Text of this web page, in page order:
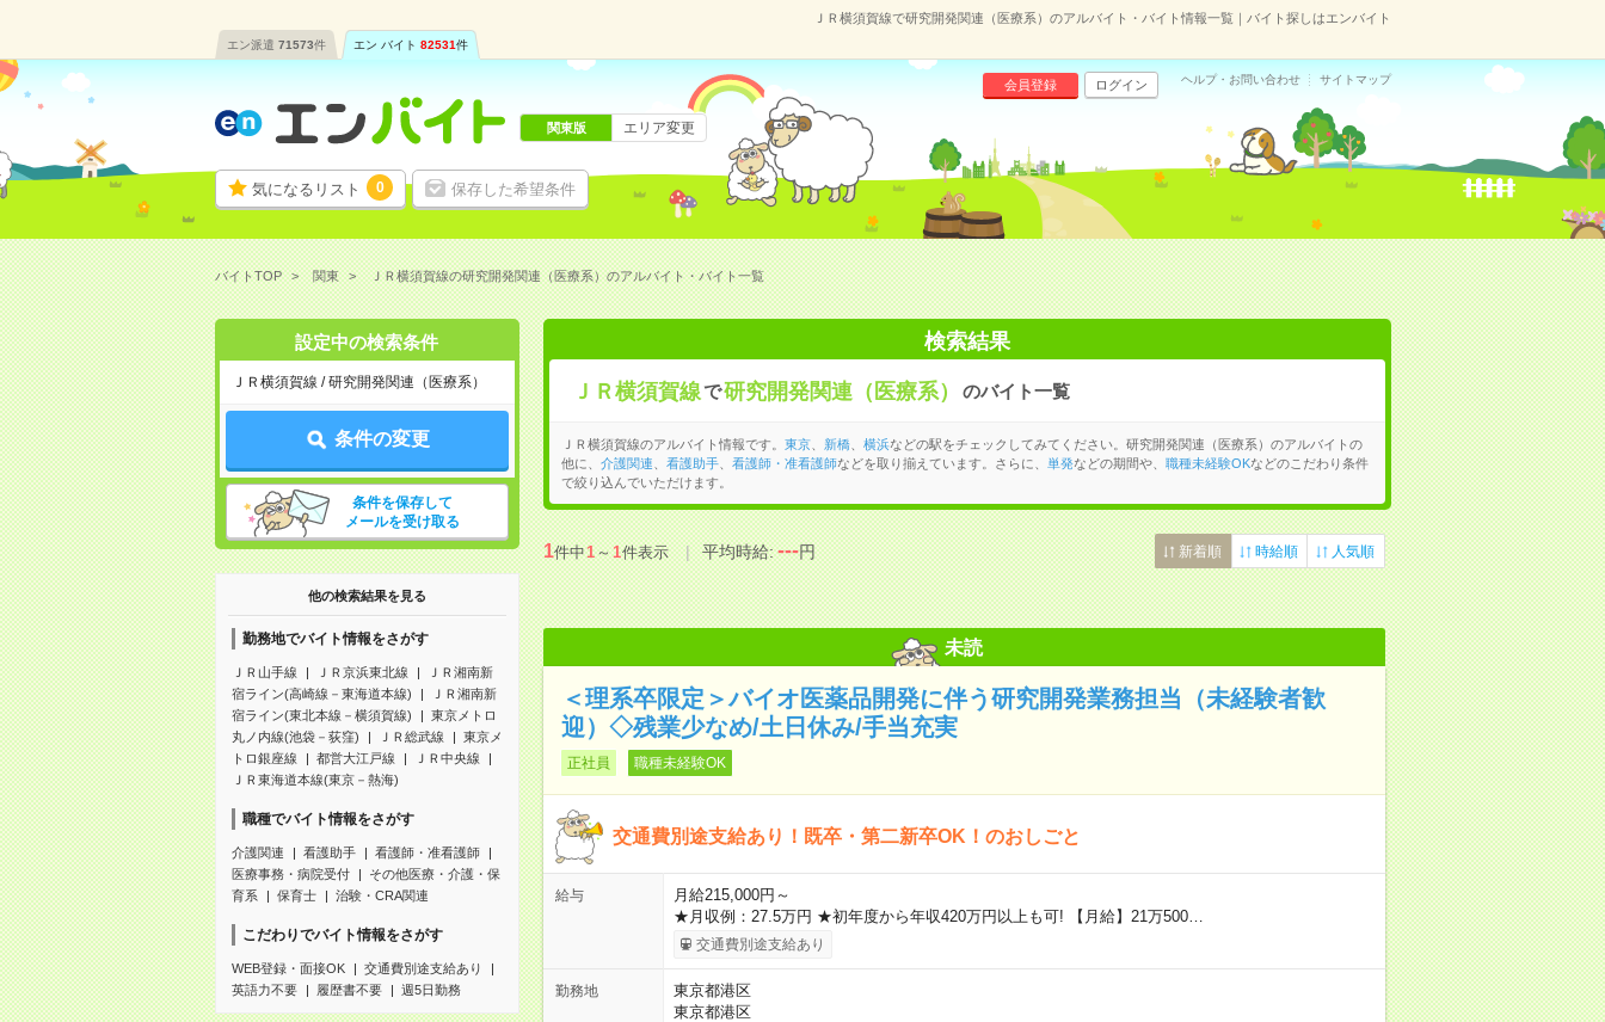
ＪＲ横須賀線で研究開発関連（医療系）のアルバイト・バイト情報一覧｜バイト探しはエンバイト
エン派遣 71573件 エン バイト 82531件
気になるリスト 0 保存した希望条件
会員登録 ログイン ヘルプ・お問い合わせ サイトマップ
関東版 エリア変更
バイトTOP 関東 ＪＲ横須賀線の研究開発関連（医療系）のアルバイト・バイト一覧
設定中の検索条件
ＪＲ横須賀線 / 研究開発関連（医療系）
条件の変更
条件を保存して
メールを受け取る
他の検索結果を見る
勤務地でバイト情報をさがす
ＪＲ山手線 ＪＲ京浜東北線
ＪＲ湘南新
宿ライン(高崎線－東海道本線)
ＪＲ湘南新
宿ライン(東北本線－横須賀線)
東京メトロ
丸ノ内線(池袋－荻窪)
ＪＲ総武線
東京メ
トロ銀座線
都営大江戸線
ＪＲ中央線
ＪＲ東海道本線(東京－熱海)
職種でバイト情報をさがす
介護関連 看護助手
看護師・准看護師
医療事務・病院受付
その他医療・介護・保
育系
保育士 治験・CRA関連
こだわりでバイト情報をさがす
WEB登録・面接OK
交通費別途支給あり
英語力不要
履歴書不要 週5日勤務
検索結果
ＪＲ横須賀線で研究開発関連（医療系） のバイト一覧
ＪＲ横須賀線のアルバイト情報です。 東京、 新橋、 横浜などの駅をチェックしてみてください。研究開発関連（医療系）のアルバイトの
他に、 介護関連 看護助手、 看護師・准看護師などを取り揃えています。さらに、 単発などの期間や、 職種未経験OKなどのこだわり条件
で絞り込んでいただけます。
1件中1～1件表示 平均時給:---円 新着順 時給順 人気順
未読
＜理系卒限定＞バイオ医薬品開発に伴う研究開発業務担当（未経験者歓
迎）◇残業少なめ/土日休み/手当充実
正社員 職種未経験OK
交通費別途支給あり！既卒・第二新卒OK！のおしごと
給与
月給215,000円～
★月収例：27.5万円 ★初年度から年収420万円以上も可! 【月給】21万500…
交通費別途支給あり
勤務地
東京都港区
東京都港区